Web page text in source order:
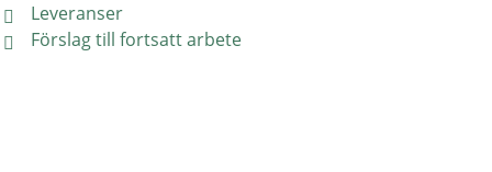
Leveranser
Förslag till fortsatt arbete